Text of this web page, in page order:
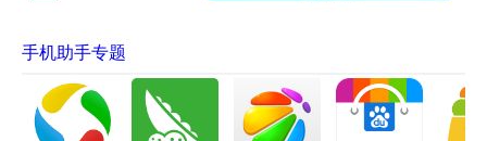
手机助手专题